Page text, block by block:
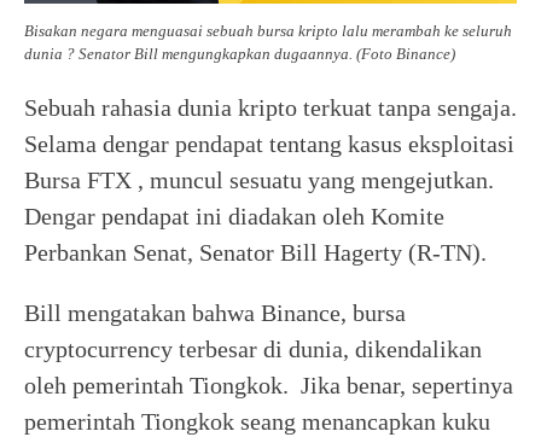
Bisakan negara menguasai sebuah bursa kripto lalu merambah ke seluruh
dunia ? Senator Bill mengungkapkan dugaannya. (Foto Binance)
Sebuah rahasia dunia kripto terkuat tanpa sengaja.
Selama dengar pendapat tentang kasus eksploitasi
Bursa FTX , muncul sesuatu yang mengejutkan.
Dengar pendapat ini diadakan oleh Komite
Perbankan Senat, Senator Bill Hagerty (R-TN).
Bill mengatakan bahwa Binance, bursa
cryptocurrency terbesar di dunia, dikendalikan
oleh pemerintah Tiongkok. Jika benar, sepertinya
pemerintah Tiongkok seang menancapkan kuku